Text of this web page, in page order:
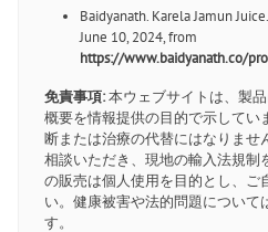
Baidyanath. Karela Jamun
June 10, 2024, from
https://www.baidyanath.co/
免責事項:本ウェブサイトは、製
概要を情報提供の目的で示してい
断または治療の代替にはなりませ
相談いただき、現地の輸入法規制
の販売は個人使用を目的とし、ご
い。健康被害や法的問題について
す。